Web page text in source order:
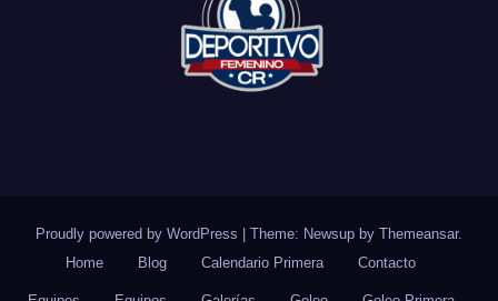
Proudly powered by WordPress Theme: Newsup by Themeansar.
Home
Blog Calendario Primera Contacto